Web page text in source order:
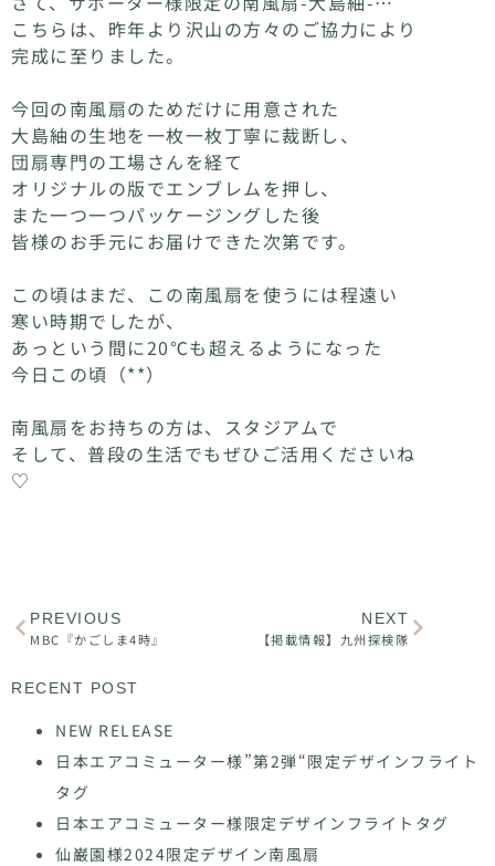
こちらは、昨年より沢山の方々のご協力により
完成に至りました。
今回の南風扇のためだけに用意された
大島紬の生地を一枚一枚丁寧に裁断し、
団扇専門の工場さんを経て
オリジナルの版でエンブレムを押し、
また一つ一つパッケージングした後
皆様のお手元にお届けできた次第です。
この頃はまだ、この南風扇を使うには程遠い
寒い時期でしたが、
あっという間に20℃も超えるようになった
今日この頃（**）
南風扇をお持ちの方は、スタジアムで
そして、普段の生活でもぜひご活用くださいね
♡
PREVIOUS
MBC『かごしま4時』
NEXT
【掲載情報】九州探検隊
RECENT POST
NEW RELEASE
日本エアコミューター様”第2弾“限定デザインフライト
タグ
日本エアコミューター様限定デザインフライトタグ
仙巌園様2024限定デザイン南風扇